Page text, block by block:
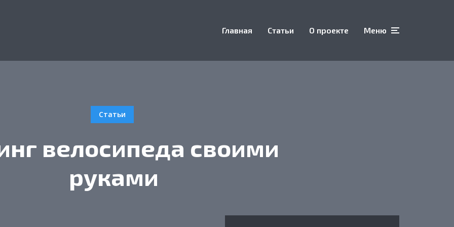
Главная Статьи О проекте Меню
Статьи
велосипеда своими
руками